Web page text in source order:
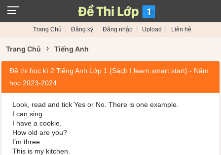
Trang Chủ Đăng ký Đăng nhập Upload Liên hệ
Trang Chủ › Tiếng Anh
Đề thi học kì 2 Tiếng Anh Lớp 1 (Sách I learn smart start) - Năm
học 2023-2024
Look, read and tick Yes or No. There is one example.
I can sing.
I have a cookie.
How old are you?
I’m three.
This is my kitchen.